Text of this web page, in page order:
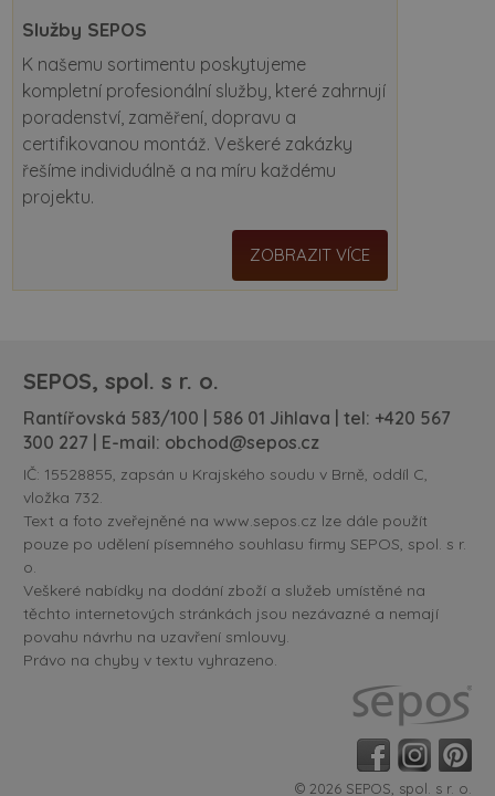
Služby SEPOS
K našemu sortimentu poskytujeme
kompletní profesionální služby, které zahrnují
poradenství, zaměření, dopravu a
certifikovanou montáž. Veškeré zakázky
řešíme individuálně a na míru každému
projektu.
ZOBRAZIT VÍCE
SEPOS, spol. s r. o.
Rantířovská 583/100 | 586 01 Jihlava | tel: +420 567
300 227 | E-mail: obchod@sepos.cz
IČ: 15528855, zapsán u Krajského soudu v Brně, oddíl C,
vložka 732.
Text a foto zveřejněné na www.sepos.cz lze dále použít
pouze po udělení písemného souhlasu firmy SEPOS, spol. s r.
o.
Veškeré nabídky na dodání zboží a služeb umístěné na
těchto internetových stránkách jsou nezávazné a nemají
povahu návrhu na uzavření smlouvy.
Právo na chyby v textu vyhrazeno.
© 2026 SEPOS, spol. s r. o.